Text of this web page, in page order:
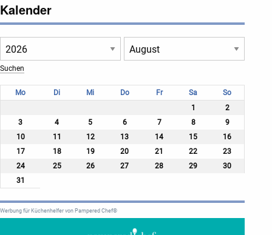
Kalender
Mo Di Mi Do Fr Sa
So
1
2
3
4 5 6 7 8
9
10
11 12 13 14 15
16
17
18 19 20 21 22
23
24
25 26 27 28 29
30
31
Werbung für Küchenhelfer von Pampered Chef®